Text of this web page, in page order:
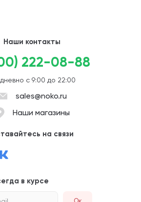
Наши контакты
222-08-88
с 9:00 до 22:00
sales@noko.ru
Наши магазины
на связи
в курсе